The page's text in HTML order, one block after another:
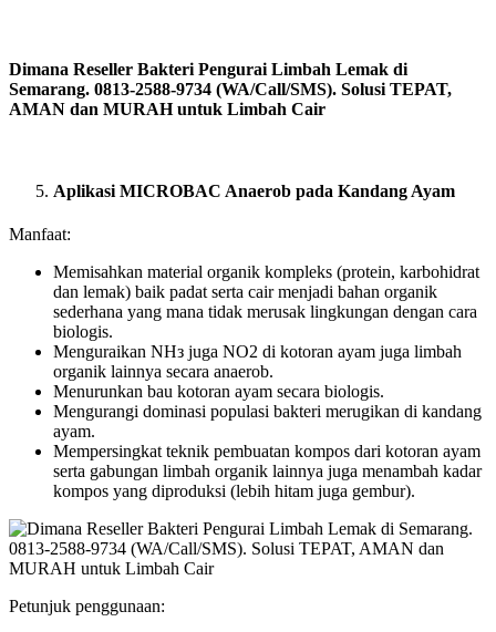
Dimana Reseller Bakteri Pengurai Limbah Lemak di
Semarang. 0813-2588-9734 (WA/Call/SMS). Solusi TEPAT,
AMAN dan MURAH untuk Limbah Cair
Aplikasi MICROBAC Anaerob pada Kandang Ayam
Manfaat:
Memisahkan material organik kompleks (protein, karbohidrat
dan lemak) baik padat serta cair menjadi bahan organik
sederhana yang mana tidak merusak lingkungan dengan cara
biologis.
Menguraikan NHз juga NO2 di kotoran ayam juga limbah
organik lainnya secara anaerob.
Menurunkan bau kotoran ayam secara biologis.
Mengurangi dominasi populasi bakteri merugikan di kandang
ayam.
Mempersingkat teknik pembuatan kompos dari kotoran ayam
serta gabungan limbah organik lainnya juga menambah kadar
kompos yang diproduksi (lebih hitam juga gembur).
Petunjuk penggunaan: